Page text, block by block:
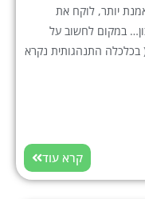
יותר, לוקח את
במקום לחשוב על
בכלכלה התנהגותית נקרא
קרא עוד